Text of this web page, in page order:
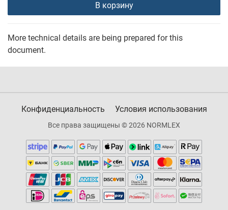
В корзину
More technical details are being prepared for this
document.
Конфиденциальность Условия использования
Все права защищены © 2026 NORMLEX